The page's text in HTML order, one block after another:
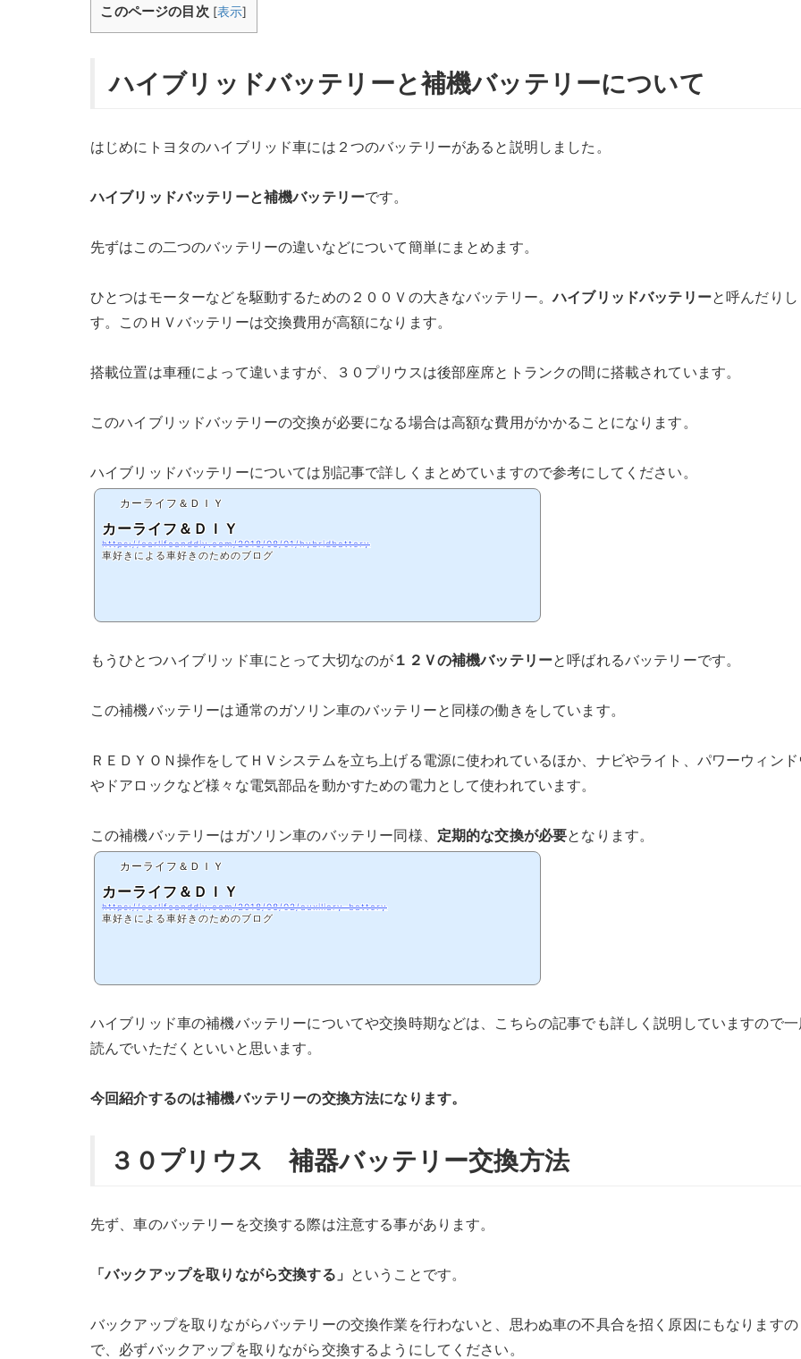
このページの目次 [表示]
ハイブリッドバッテリーと補機バッテリーについて
はじめにトヨタのハイブリッド車には２つのバッテリーがあると説明しました。
ハイブリッドバッテリーと補機バッテリーです。
先ずはこの二つのバッテリーの違いなどについて簡単にまとめます。
ひとつはモーターなどを駆動するための２００Ｖの大きなバッテリー。ハイブリッドバッテリーと呼んだり
す。このＨＶバッテリーは交換費用が高額になります。
搭載位置は車種によって違いますが、３０プリウスは後部座席とトランクの間に搭載されています。
このハイブリッドバッテリーの交換が必要になる場合は高額な費用がかかることになります。
ハイブリッドバッテリーについては別記事で詳しくまとめていますので参考にしてください。
カーライフ＆ＤＩＹ
カーライフ＆ＤＩＹ
https://carlifeanddiy.com/2018/08/01/hybridbattery
車好きによる車好きのためのブログ
もうひとつハイブリッド車にとって大切なのが １２Ｖの補機バッテリーと呼ばれるバッテリーです。
この補機バッテリーは通常のガソリン車のバッテリーと同様の働きをしています。
ＲＥＤＹＯＮ操作をしてＨＶシステムを立ち上げる電源に使われているほか、ナビやライト、パワーウィン
やドアロックなど様々な電気部品を動かすための電力として使われています。
この補機バッテリーはガソリン車のバッテリー同様、 定期的な交換が必要となります。
カーライフ＆ＤＩＹ
カーライフ＆ＤＩＹ
https://carlifeanddiy.com/2018/08/02/auxiliary-battery
車好きによる車好きのためのブログ
ハイブリッド車の補機バッテリーについてや交換時期などは、こちらの記事でも詳しく説明していますので
読んでいただくといいと思います。
今回紹介するのは補機バッテリーの交換方法になります。
３０プリウス 補器バッテリー交換方法
先ず、車のバッテリーを交換する際は注意する事があります。
「バックアップを取りながら交換する」 ということです。
バックアップを取りながらバッテリーの交換作業を行わないと、思わぬ車の不具合を招く原因にもなりますの
で、必ずバックアップを取りながら交換するようにしてください。